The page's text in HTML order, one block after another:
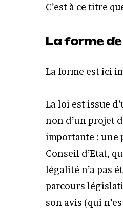
C’est à ce titre
La forme de
La forme est ici
La loi est issue
non d’un projet
importante : une
Conseil d’Etat,
légalité n’a pas
parcours
son avis (qui